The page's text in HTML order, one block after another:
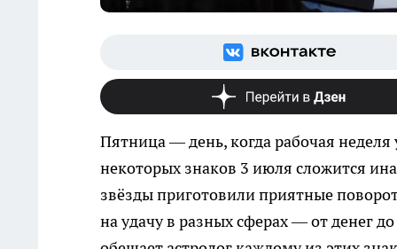
Пятница — день, когда рабочая
некоторых знаков 3 июля сложится
звёзды приготовили приятные
на удачу в разных сферах — от денег